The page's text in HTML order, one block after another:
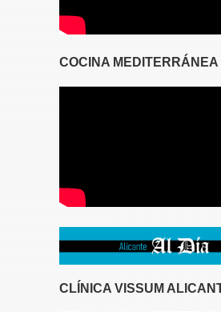
COCINA MEDITERRÁNEA
CLÍNICA VISSUM